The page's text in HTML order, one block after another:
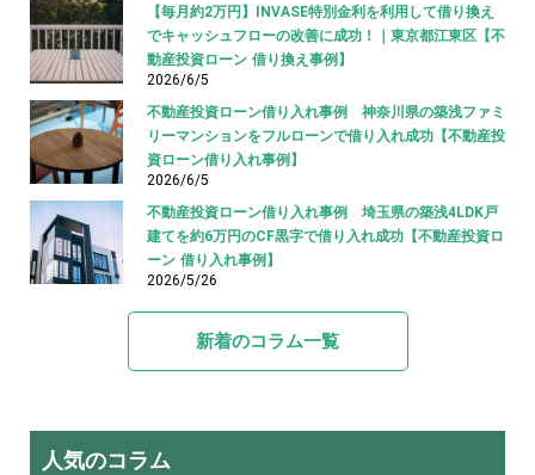
【毎月約2万円】INVASE特別金利を利用して借り換え
でキャッシュフローの改善に成功！｜東京都江東区【不
動産投資ローン 借り換え事例】
2026/6/5
不動産投資ローン借り入れ事例 神奈川県の築浅ファミ
リーマンションをフルローンで借り入れ成功【不動産投
資ローン借り入れ事例】
2026/6/5
不動産投資ローン借り入れ事例 埼玉県の築浅4LDK戸
建てを約6万円のCF黒字で借り入れ成功【不動産投資ロ
ーン 借り入れ事例】
2026/5/26
新着のコラム一覧
人気のコラム